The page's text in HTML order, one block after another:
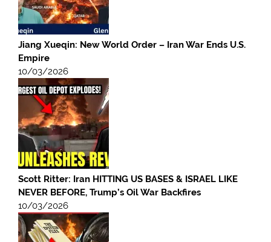
Jiang Xueqin: New World Order – Iran War Ends U.S.
Empire
10/03/2026
Scott Ritter: Iran HITTING US BASES & ISRAEL LIKE
NEVER BEFORE, Trump’s Oil War Backfires
10/03/2026